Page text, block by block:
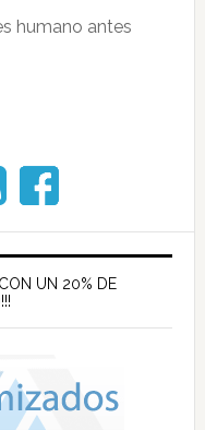
humano antes
UN 20% DE